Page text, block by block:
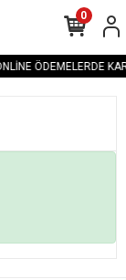
ÖDEMELERDE
0